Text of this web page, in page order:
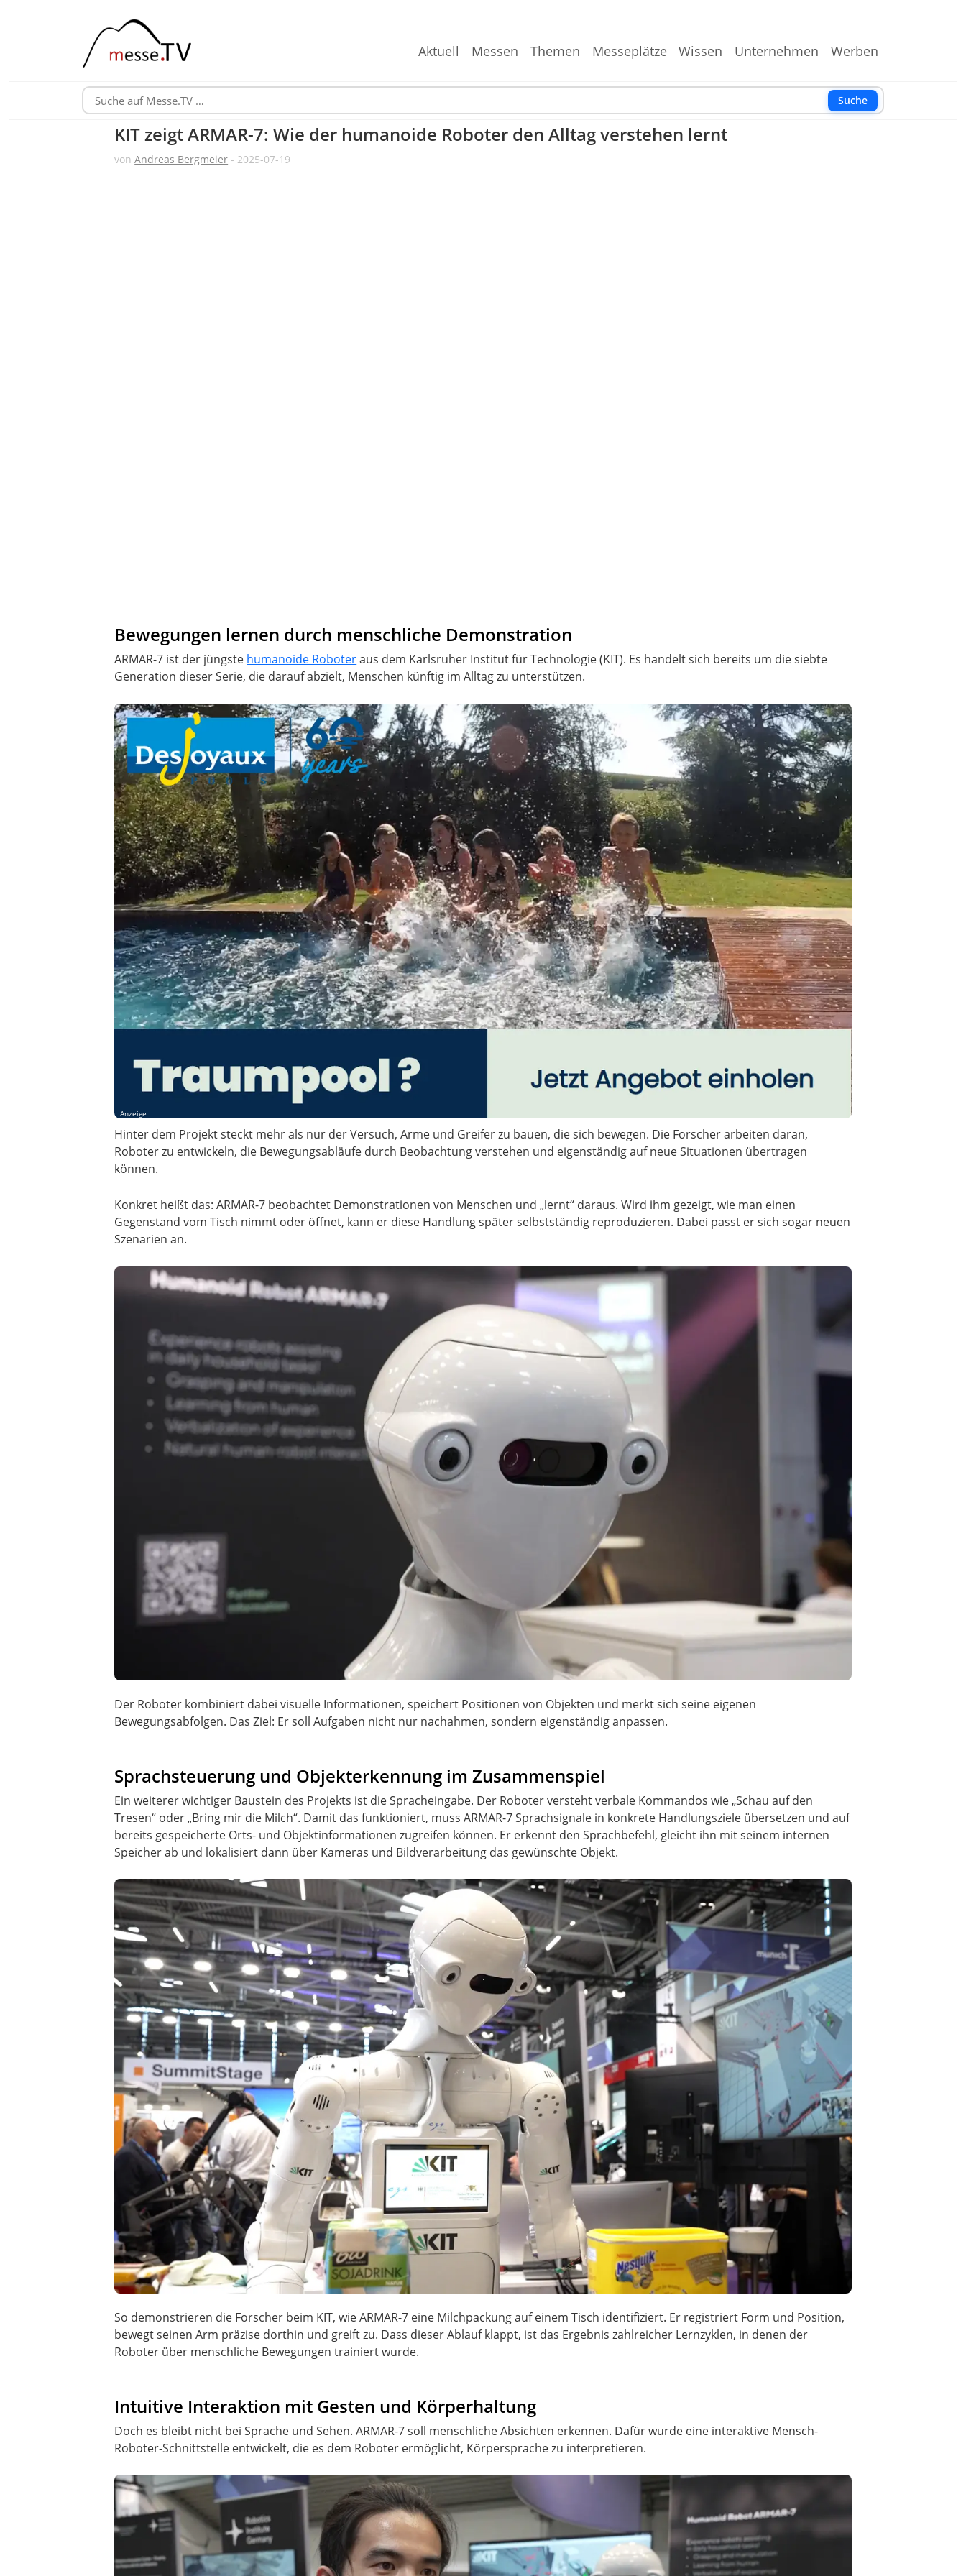
Aktuell Messen Themen Messeplätze Wissen Unternehmen Werben
Suche
KIT zeigt ARMAR-7: Wie der humanoide Roboter den Alltag verstehen lernt
vonAndreas Bergmeier - 2025-07-19
Bewegungen lernen durch menschliche Demonstration
ARMAR-7 ist der jüngste humanoide Roboteraus dem Karlsruher Institut für Technologie (KIT). Es handelt sich bereits um die siebte
Generation dieser Serie, die darauf abzielt, Menschen künftig im Alltag zu unterstützen.
Anzeige
Hinter dem Projekt steckt mehr als nur der Versuch, Arme und Greifer zu bauen, die sich bewegen. Die Forscher arbeiten daran,
Roboter zu entwickeln, die Bewegungsabläufe durch Beobachtung verstehen und eigenständig auf neue Situationen übertragen
können.
Konkret heißt das: ARMAR-7 beobachtet Demonstrationen von Menschen und „lernt“ daraus. Wird ihm gezeigt, wie man einen
Gegenstand vom Tisch nimmt oder öffnet, kann er diese Handlung später selbstständig reproduzieren. Dabei passt er sich sogar neuen
Szenarien an.
Der Roboter kombiniert dabei visuelle Informationen, speichert Positionen von Objekten und merkt sich seine eigenen
Bewegungsabfolgen. Das Ziel: Er soll Aufgaben nicht nur nachahmen, sondern eigenständig anpassen.
Sprachsteuerung und Objekterkennung im Zusammenspiel
Ein weiterer wichtiger Baustein des Projekts ist die Spracheingabe. Der Roboter versteht verbale Kommandos wie „Schau auf den
Tresen“ oder „Bring mir die Milch“. Damit das funktioniert, muss ARMAR-7 Sprachsignale in konkrete Handlungsziele übersetzen und auf
bereits gespeicherte Orts- und Objektinformationen zugreifen können. Er erkennt den Sprachbefehl, gleicht ihn mit seinem internen
Speicher ab und lokalisiert dann über Kameras und Bildverarbeitung das gewünschte Objekt.
So demonstrieren die Forscher beim KIT, wie ARMAR-7 eine Milchpackung auf einem Tisch identifiziert. Er registriert Form und Position,
bewegt seinen Arm präzise dorthin und greift zu. Dass dieser Ablauf klappt, ist das Ergebnis zahlreicher Lernzyklen, in denen der
Roboter über menschliche Bewegungen trainiert wurde.
Intuitive Interaktion mit Gesten und Körperhaltung
Doch es bleibt nicht bei Sprache und Sehen. ARMAR-7 soll menschliche Absichten erkennen. Dafür wurde eine interaktive Mensch-
Roboter-Schnittstelle entwickelt, die es dem Roboter ermöglicht, Körpersprache zu interpretieren.